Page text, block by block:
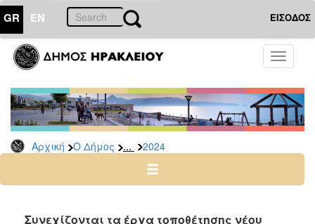
GR EN ΕΙΣΟΔΟΣ
Toggle
Αρχική Ο Δήμος ... 2024
ΔΗΜΟΣ
Δελτία
Τύπου
Αρχείο
2026
2024
Συνεχίζονται τα έργα τοποθέτησης νέου